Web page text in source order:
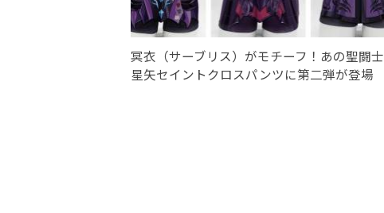
冥衣（サーブリス）がモチーフ！あの聖闘士
星矢セイントクロスパンツに第二弾が登場